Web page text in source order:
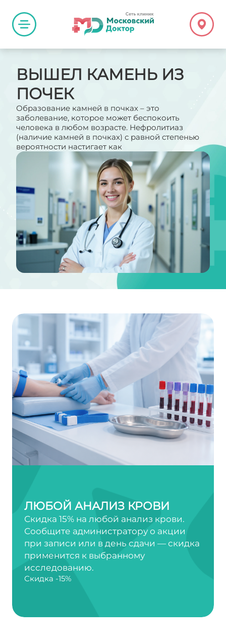
ВЫШЕЛ КАМЕНЬ ИЗ
ПОЧЕК
Образование камней в почках – это
заболевание, которое может беспокоить
человека в любом возрасте. Нефролитиаз
(наличие камней в почках) с равной степенью
вероятности настигает как
ЛЮБОЙ АНАЛИЗ КРОВИ
Скидка 15% на любой анализ крови.
Сообщите администратору о акции
при записи или в день сдачи — скидка
применится к выбранному
исследованию.
Скидка -15%